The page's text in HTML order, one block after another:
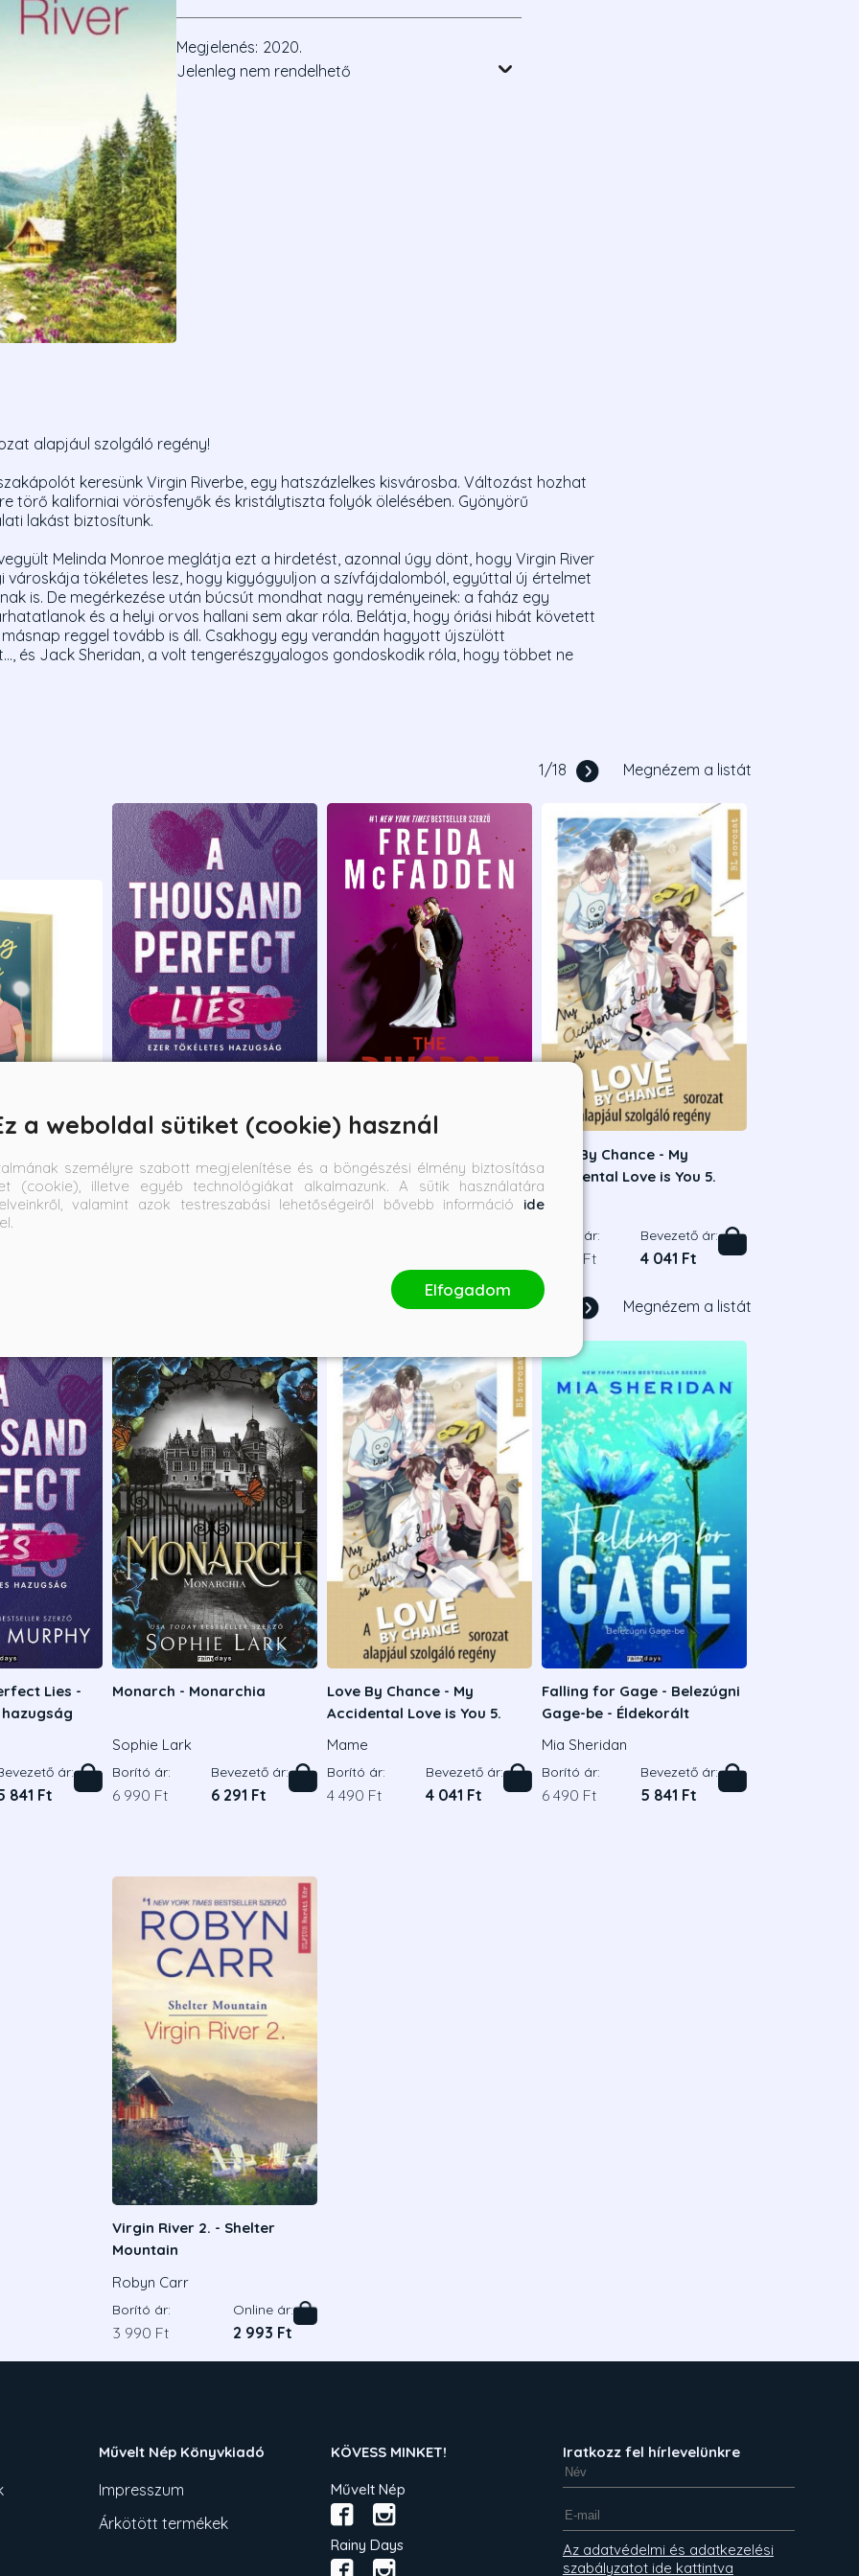
Megjelenés: 2020.
Jelenleg nem rendelhető
alapjául szolgáló regény!
keresünk Virgin Riverbe, egy hatszázlelkes kisvárosba. Változást hozhat
törő kaliforniai vörösfenyők és kristálytiszta folyók ölelésében. Gyönyörű
lakást biztosítunk.
Melinda Monroe meglátja ezt a hirdetést, azonnal úgy dönt, hogy Virgin River
városkája tökéletes lesz, hogy kigyógyuljon a szívfájdalomból, egyúttal új értelmet
is. De megérkezése után búcsút mondhat nagy reményeinek: a faház egy
és a helyi orvos hallani sem akar róla. Belátja, hogy óriási hibát követett
reggel tovább is áll. Csakhogy egy verandán hagyott újszülött
és Jack Sheridan, a volt tengerészgyalogos gondoskodik róla, hogy többet ne
1/18 Megnézem a listát
Ezer tökéletes hazugság
Monica Murphy
Freida McFadden
Love By Chance - My
Accidental Love is You 5.
Mame
Borító ár:
4 490 Ft
Bevezető ár:
4 041 Ft
1 Megnézem a listát
Lies -
ár:
841 Ft
Monarch - Monarchia
Sophie Lark
Borító ár:
6 990 Ft
Bevezető ár:
6 291 Ft
Love By Chance - My
Accidental Love is You 5.
Mame
Borító ár:
4 490 Ft
Bevezető ár:
4 041 Ft
Falling for Gage - Belezúgni
Gage-be - Éldekorált
Mia Sheridan
Borító ár:
6 490 Ft
Bevezető ár:
5 841 Ft
Virgin River 2. - Shelter
Mountain
Robyn Carr
Borító ár:
3 990 Ft
Online ár:
2 993 Ft
Művelt Nép Könyvkiadó
Impresszum
Árkötött termékek
KÖVESS MINKET!
Művelt Nép
Rainy Days
Iratkozz fel hírlevelünkre
Az adatvédelmi és adatkezelési
szabályzatot ide kattintva
a weboldal sütiket (cookie) használ
személyre szabott megjelenítése és a böngészési élmény biztosítása
(cookie), illetve egyéb technológiákat alkalmazunk. A sütik használatára
valamint azok testreszabási lehetőségeiről bővebb információ ide
Elfogadom